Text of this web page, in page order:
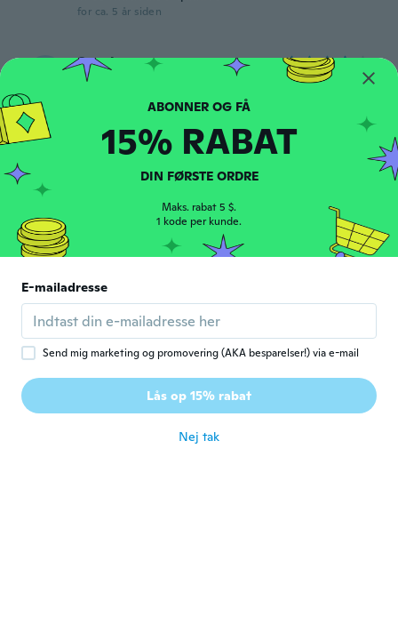
for ca. 5 år siden
Sarah
Tilmeldt 2017 anmeldelser overførsler
Looks just like pic. Go one size up.
L 61
Al voor de eerste keer dragen kapot. Zeer
slechte kwaliteit
R Regina
for ca. 5 år siden
Valérie
Tilmeldt 2018 · 87 anmeldelser
15% RABAT
DIN FØRSTE ORDRE
Maks. rabat 5 $.
1 kode per kunde.
E-mailadresse
Send mig marketing og promovering (AKA besparelser!) via e-mail
Lås op 15% rabat
Nej tak